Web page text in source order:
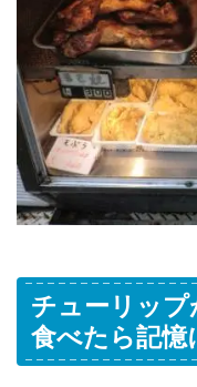
チューリッ
食べたら記憶